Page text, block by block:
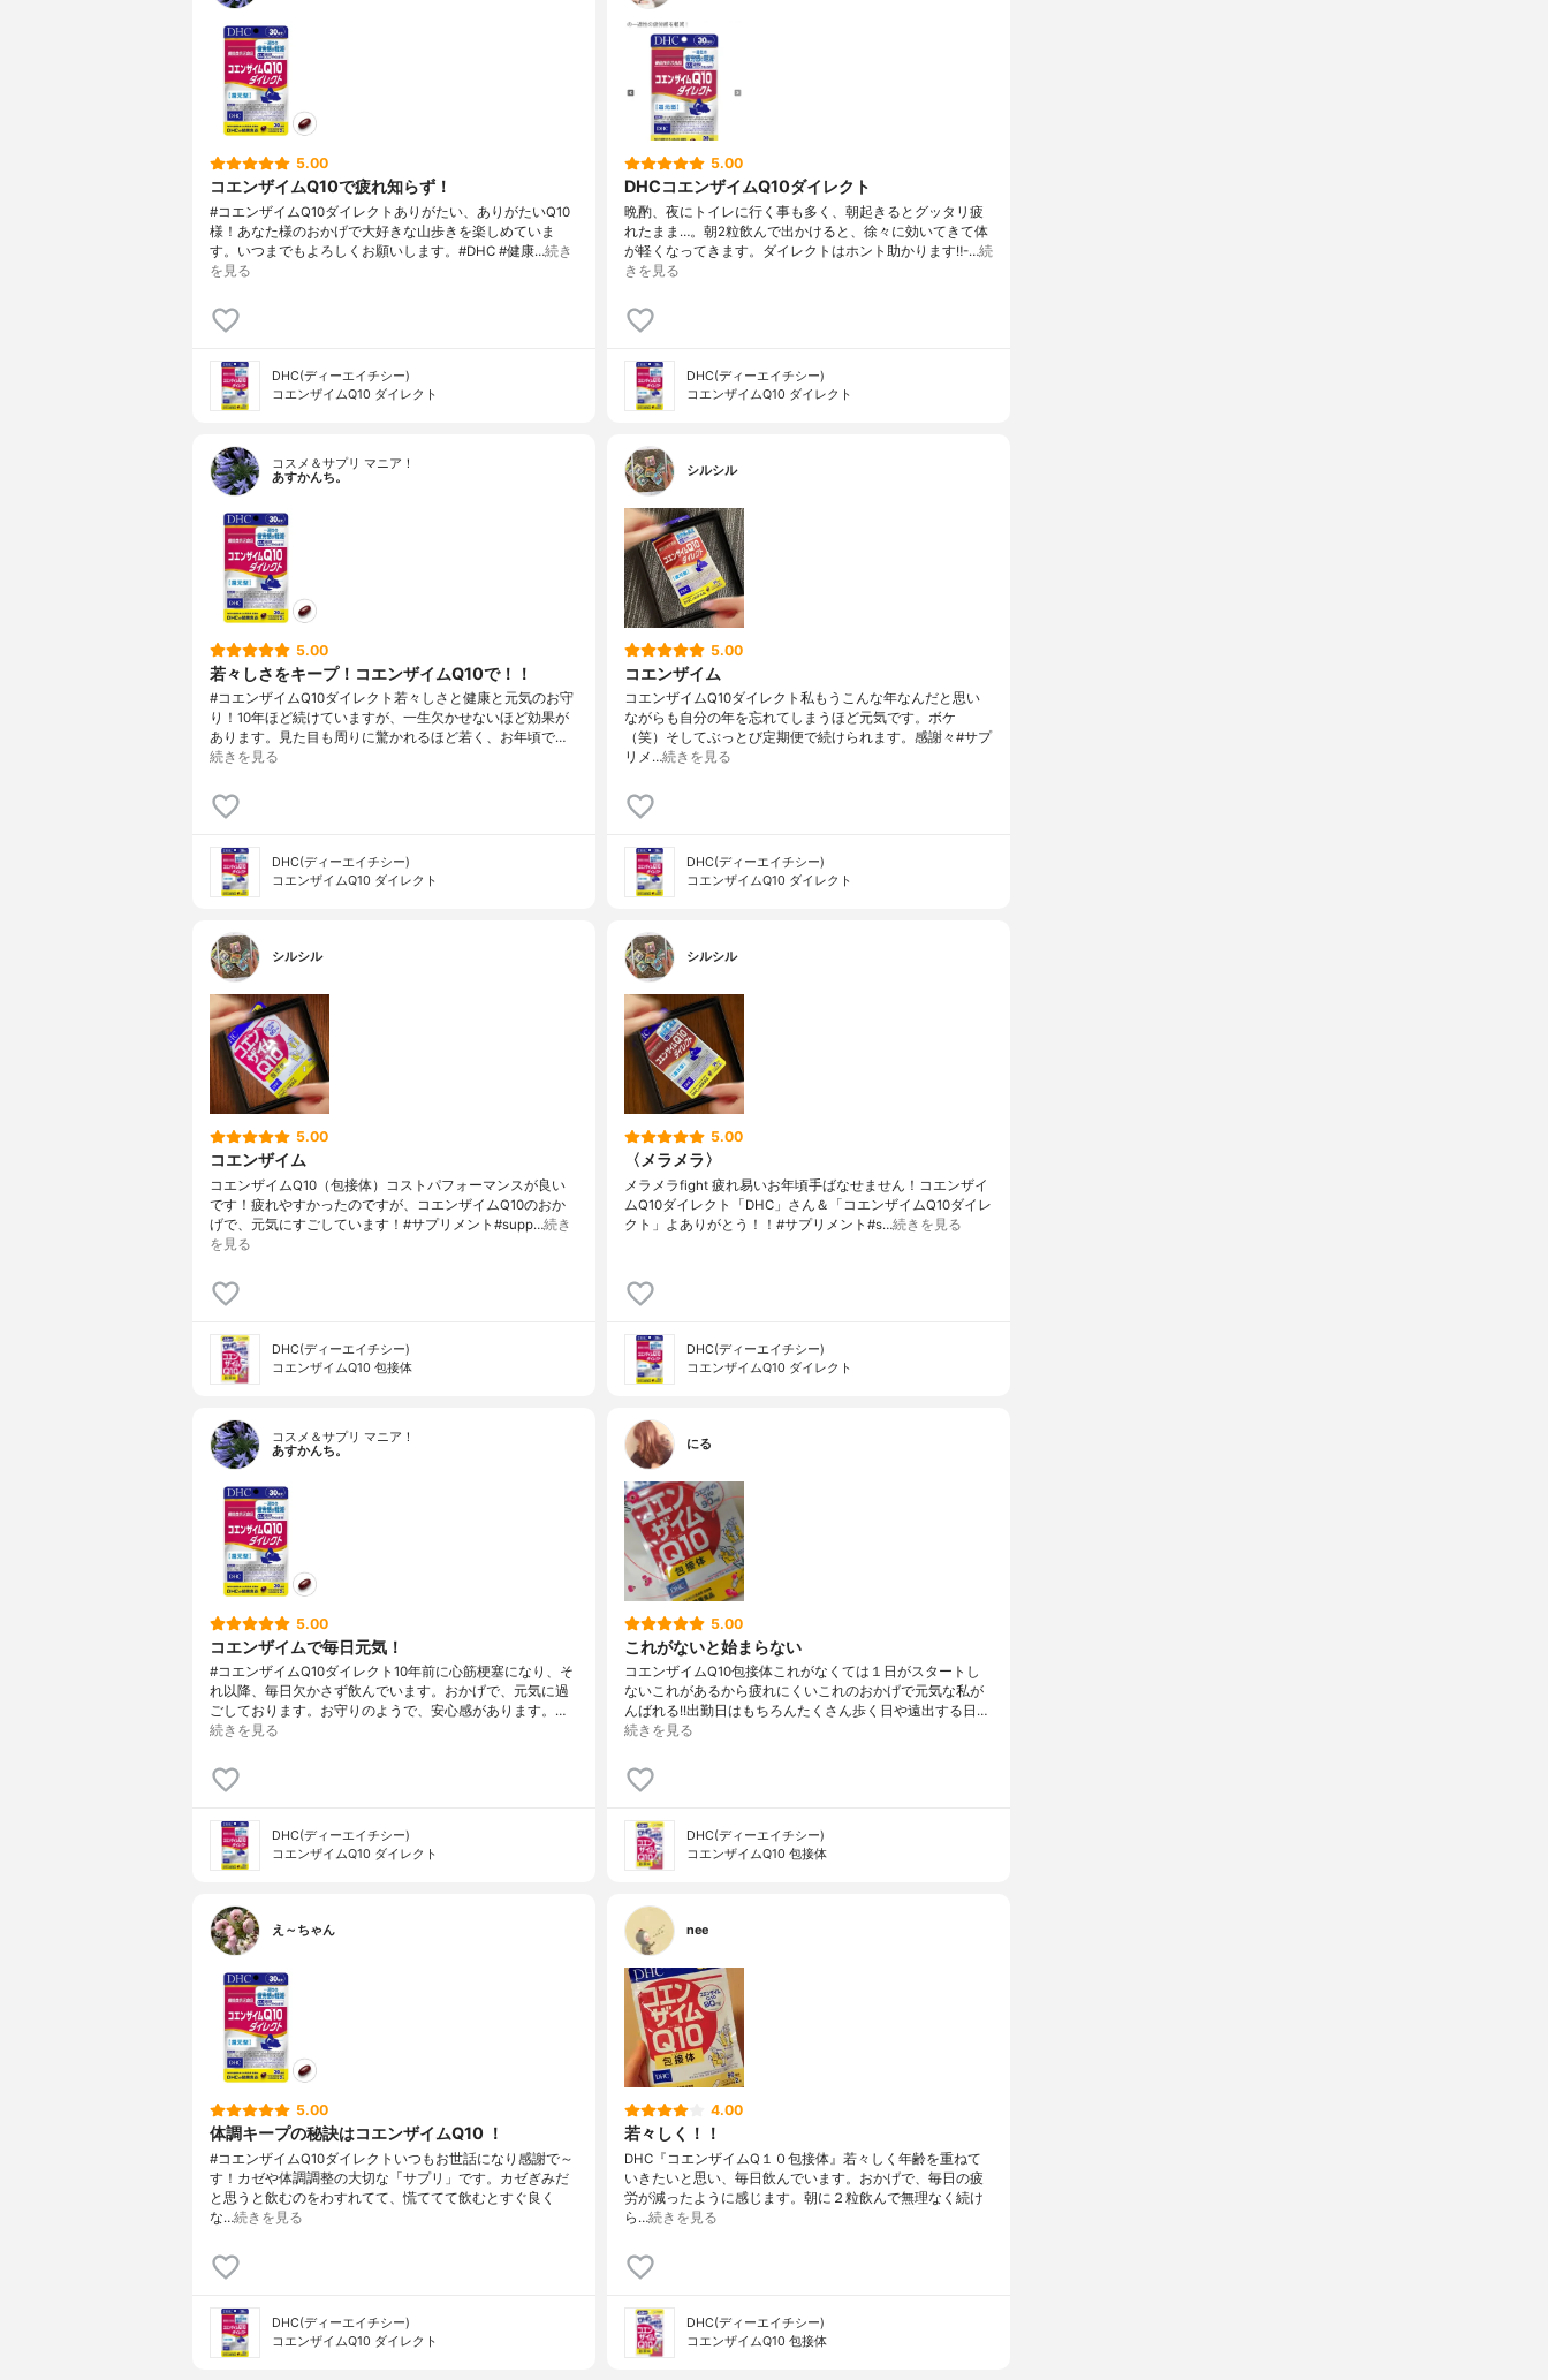
5.00
コエンザイムQ10で疲れ知らず！
#コエンザイムQ10ダイレクトありがたい、ありがたいQ10
様！あなた様のおかげで大好きな山歩きを楽しめていま
す。いつまでもよろしくお願いします。#DHC #健康…続き
を見る
DHC(ディーエイチシー)
コエンザイムQ10 ダイレクト
5.00
DHCコエンザイムQ10ダイレクト
晩酌、夜にトイレに行く事も多く、朝起きるとグッタリ疲
れたまま…。朝2粒飲んで出かけると、徐々に効いてきて体
が軽くなってきます。ダイレクトはホント助かります‼︎-…続
きを見る
DHC(ディーエイチシー)
コエンザイムQ10 ダイレクト
コスメ＆サプリ マニア！
あすかんち。
5.00
若々しさをキープ！コエンザイムQ10で！！
#コエンザイムQ10ダイレクト若々しさと健康と元気のお守
り！10年ほど続けていますが、一生欠かせないほど効果が
あります。見た目も周りに驚かれるほど若く、お年頃で…
続きを見る
DHC(ディーエイチシー)
コエンザイムQ10 ダイレクト
シルシル
5.00
コエンザイム
コエンザイムQ10ダイレクト私もうこんな年なんだと思い
ながらも自分の年を忘れてしまうほど元気です。ボケ
（笑）そしてぶっとび定期便で続けられます。感謝々#サプ
リメ…続きを見る
DHC(ディーエイチシー)
コエンザイムQ10 ダイレクト
シルシル
5.00
コエンザイム
コエンザイムQ10（包接体）コストパフォーマンスが良い
です！疲れやすかったのですが、コエンザイムQ10のおか
げで、元気にすごしています！#サプリメント#supp…続き
を見る
DHC(ディーエイチシー)
コエンザイムQ10 包接体
シルシル
5.00
〈メラメラ〉
メラメラfight 疲れ易いお年頃手ばなせません！コエンザイ
ムQ10ダイレクト「DHC」さん＆「コエンザイムQ10ダイレ
クト」よありがとう！！#サプリメント#s…続きを見る
DHC(ディーエイチシー)
コエンザイムQ10 ダイレクト
コスメ＆サプリ マニア！
あすかんち。
5.00
コエンザイムで毎日元気！
#コエンザイムQ10ダイレクト10年前に心筋梗塞になり、そ
れ以降、毎日欠かさず飲んでいます。おかげで、元気に過
ごしております。お守りのようで、安心感があります。…
続きを見る
DHC(ディーエイチシー)
コエンザイムQ10 ダイレクト
にる
5.00
これがないと始まらない
コエンザイムQ10包接体これがなくては１日がスタートし
ないこれがあるから疲れにくいこれのおかげで元気な私が
んばれる!!出勤日はもちろんたくさん歩く日や遠出する日…
続きを見る
DHC(ディーエイチシー)
コエンザイムQ10 包接体
え～ちゃん
5.00
体調キープの秘訣はコエンザイムQ10 ！
#コエンザイムQ10ダイレクトいつもお世話になり感謝で～
す！カゼや体調調整の大切な「サプリ」です。カゼぎみだ
と思うと飲むのをわすれてて、慌ててて飲むとすぐ良く
な…続きを見る
DHC(ディーエイチシー)
コエンザイムQ10 ダイレクト
nee
4.00
若々しく！！
DHC『コエンザイムQ１０包接体』若々しく年齢を重ねて
いきたいと思い、毎日飲んでいます。おかげで、毎日の疲
労が減ったように感じます。朝に２粒飲んで無理なく続け
ら…続きを見る
DHC(ディーエイチシー)
コエンザイムQ10 包接体